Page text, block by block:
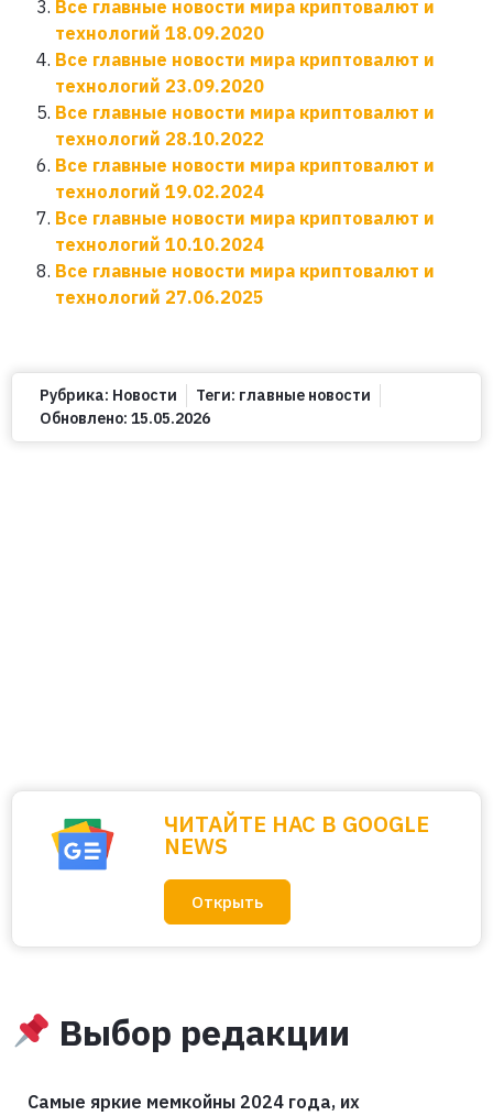
Все главные новости мира криптовалют и
технологий 18.09.2020
Все главные новости мира криптовалют и
технологий 23.09.2020
Все главные новости мира криптовалют и
технологий 28.10.2022
Все главные новости мира криптовалют и
технологий 19.02.2024
Все главные новости мира криптовалют и
технологий 10.10.2024
Все главные новости мира криптовалют и
технологий 27.06.2025
Рубрика: Новости Теги: главные новости
Обновлено: 15.05.2026
ЧИТАЙТЕ НАС В GOOGLE
NEWS
Открыть
Выбор редакции
Самые яркие мемкойны 2024 года, их